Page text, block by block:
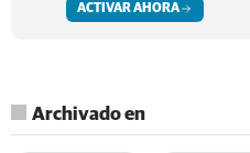
ACTIVAR AHORA
Archivado en